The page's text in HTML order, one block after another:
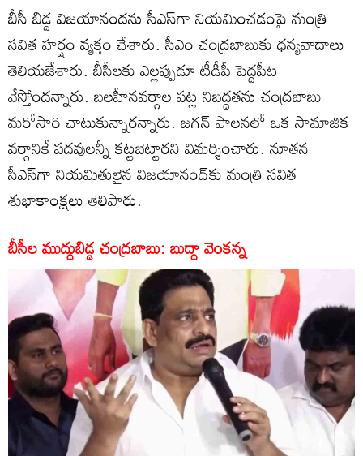
బీసీ బిడ్డ విజయానందను సీఎస్‌గా నియమించడంపై మంత్రి
సవిత హర్షం వ్యక్తం చేశారు. సీఎం చంద్రబాబుకు ధన్యవాదాలు
తెలియజేశారు. బీసీలకు ఎల్లప్పుడూ టీడీపీ పెద్దపీట
వేస్తోందన్నారు. బలహీనవర్గాల పట్ల నిబద్ధతను చంద్రబాబు
మరోసారి చాటుకున్నారన్నారు. జగన్ పాలనలో ఒక సామాజిక
వర్గానికే పదవులన్నీ కట్టబెట్టారని విమర్శించారు. నూతన
సీఎస్‌గా నియమితులైన విజయానంద్‌‌కు మంత్రి సవిత
శుభాకాంక్షలు తెలిపారు.
బీసీల ముద్దుబిడ్డ చంద్రబాబు: బుద్దా వెంకన్న